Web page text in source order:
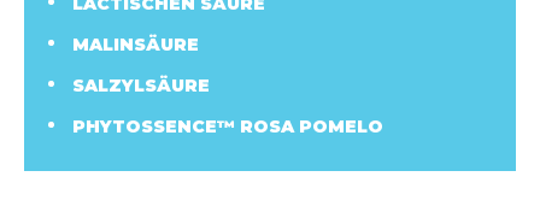
MALINSÄURE
SALZYLSÄURE
PHYTOSSENCE™ ROSA POMELO